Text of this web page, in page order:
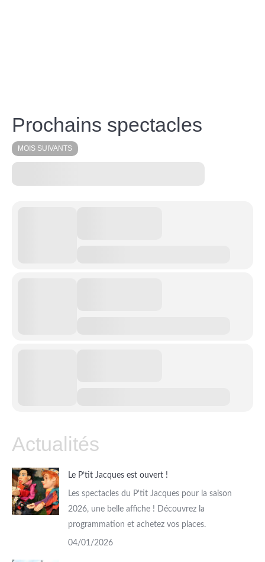
Prochains spectacles
MOIS SUIVANTS
Actualités
Le P’tit Jacques est ouvert !
Les spectacles du P'tit Jacques pour la saison
2026, une belle affiche ! Découvrez la
programmation et achetez vos places.
04/01/2026